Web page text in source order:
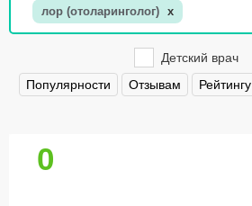
лор (отоларинголог) x
Детский врач
Популярности
Отзывам Рейтингу
0